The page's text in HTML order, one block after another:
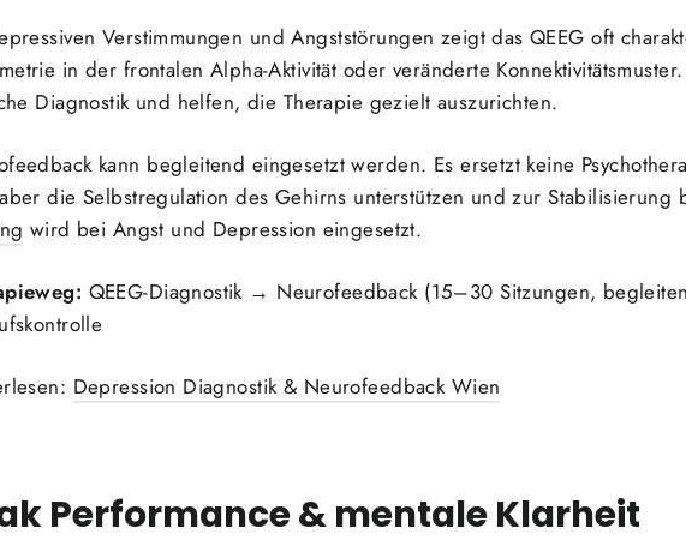
Verstimmungen und Angststörungen zeigt das QEEG oft
in der frontalen Alpha-Aktivität oder veränderte
Diagnostik und helfen, die Therapie gezielt auszurichten.
kann begleitend eingesetzt werden. Es ersetzt keine
die Selbstregulation des Gehirns unterstützen und zur
wird bei Angst und Depression eingesetzt.
QEEG-Diagnostik → Neurofeedback (15–30 Sitzungen,
Depression Diagnostik & Neurofeedback Wien
Performance & mentale Klarheit